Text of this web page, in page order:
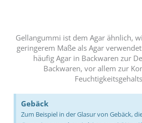
Gellangummi ist dem Agar ähnlich,
geringerem Maße als Agar
häufig Agar in Backwaren zur
Backwaren, vor allem zur
Gebäck
Zum Beispiel in der Glasur von Gebäck,